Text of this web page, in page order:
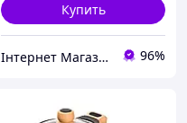
Купить
Інтернет Магазин "Tano" 96%